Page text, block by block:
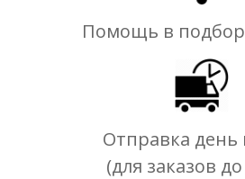
Помощь в
Отправка день
(для заказов